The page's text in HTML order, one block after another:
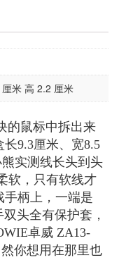
米 高 2.2 厘米
的鼠标中拆出来
9.3厘米、宽8.5
实测线长头到头
软，只有软线才
手柄上，一端是
头全有保护套，
卓威 ZA13-
你想用在那里也